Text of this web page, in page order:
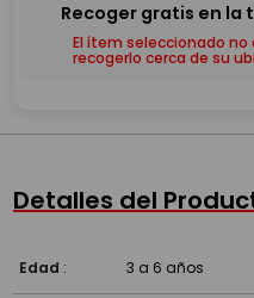
El ítem seleccionado
recogerlo cerca de su
Detalles del
Edad : 3 a 6 años